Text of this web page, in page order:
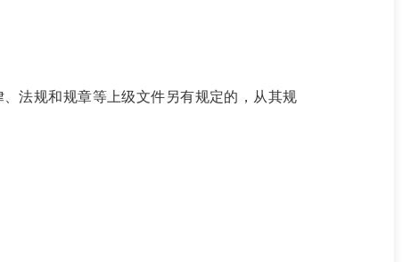
法规和规章等上级文件另有规定的，从其规